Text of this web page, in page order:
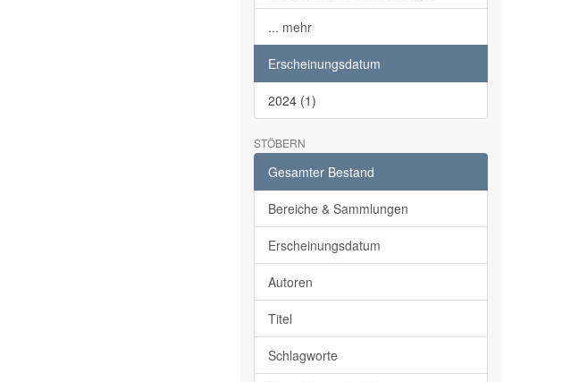
... mehr
Erscheinungsdatum
2024 (1)
STÖBERN
Gesamter Bestand
Bereiche & Sammlungen
Erscheinungsdatum
Autoren
Titel
Schlagworte